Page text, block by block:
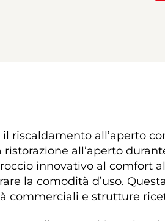
riscaldamento all’aperto
all’aperto
innovativo al comfort
la comodità d’uso.
commerciali e strutture